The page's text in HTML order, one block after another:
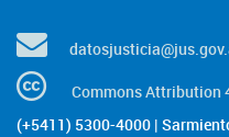
Commons Attribution
(+5411) 5300-4000 |